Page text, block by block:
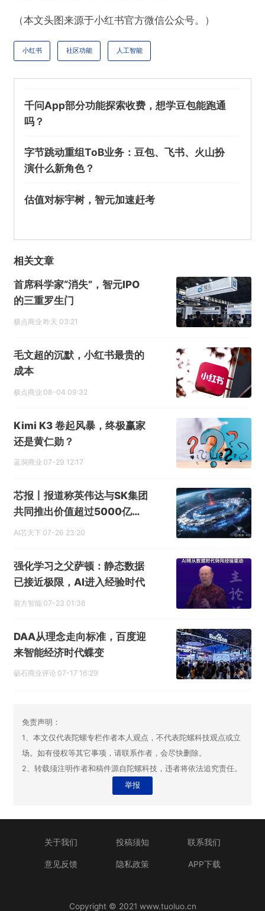
（本文头图来源于小红书官方微信公众号。）
小红书 社区功能 人工智能
千问App部分功能探索收费，想学豆包能跑通
吗？
字节跳动重组ToB业务：豆包、飞书、火山扮
演什么新角色？
估值对标宇树，智元加速赶考
相关文章
首席科学家“消失”，智元IPO
的三重罗生门
极点商业 昨天 03:21
毛文超的沉默，小红书最贵的
成本
极点商业 08-04 09:32
Kimi K3 卷起风暴，终极赢家
还是黄仁勋？
蓝洞商业 07-29 12:17
芯报丨报道称英伟达与SK集团
共同推出价值超过5000亿美
元的AI计划
AI芯天下 07-26 23:20
强化学习之父萨顿：静态数据
已接近极限，AI进入经验时代
前方智能 07-23 01:38
DAA从理念走向标准，百度迎
来智能经济时代蝶变
砺石商业评论 07-17 16:29
免责声明：
1、本文仅代表陀螺专栏作者本人观点，不代表陀螺科技观点或立
场。如有侵权等其它事项，请联系作者，会尽快删除。
2、转载须注明作者和稿件源自陀螺科技，违者将依法追究责任。
举报
关于我们 投稿须知 联系我们
意见反馈 隐私政策 APP下载
Copyright © 2021 www.tuoluo.cn